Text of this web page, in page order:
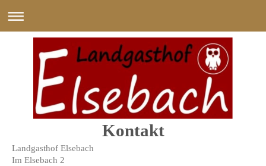
Kontakt
Landgasthof Elsebach
Im Elsebach 2